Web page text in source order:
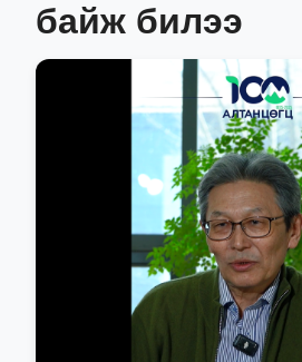
байж билээ